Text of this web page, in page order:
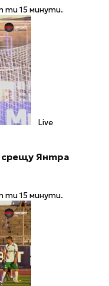
ти 15 минути.
Live
Янтра
ти 15 минути.